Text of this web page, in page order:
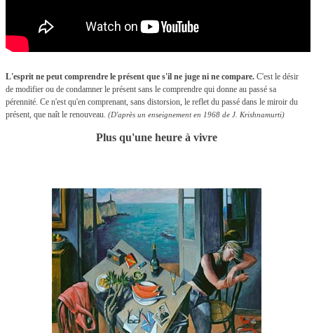
L'esprit ne peut comprendre le présent que s'il ne juge ni ne compare. C'est le désir
de modifier ou de condamner le présent sans le comprendre qui donne au passé sa
pérennité. Ce n'est qu'en comprenant, sans distorsion, le reflet du passé dans le miroir du
présent, que naît le renouveau. (D'après un enseignement en 1968 de J. Krishnamurti)
Plus qu'une heure à vivre